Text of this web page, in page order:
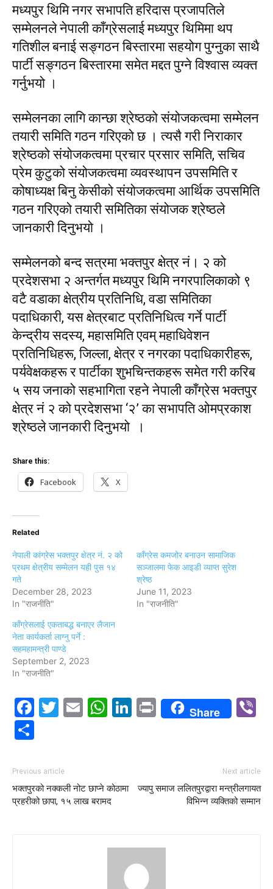
मध्यपुर थिमि नगर सभापति हरिदास प्रजापतिले
सम्मेलनले नेपाली काँग्रेसलाई मध्यपुर थिमिमा थप
गतिशील बनाई सङ्गठन बिस्तारमा सहयोग पुग्नुका साथै
पार्टी सङ्गठन बिस्तारमा समेत मद्दत पुग्ने विश्वास व्यक्त
गर्नुभयो ।
सम्मेलनका लागि कान्छा श्रेष्ठको संयोजकत्वमा सम्मेलन
तयारी समिति गठन गरिएको छ । त्यसै गरी निराकार
श्रेष्ठको संयोजकत्वमा प्रचार प्रसार समिति, सचिव
प्रेम कुटुको संयोजकत्वमा व्यवस्थापन उपसमिति र
कोषाध्यक्ष बिनु केसीको संयोजकत्वमा आर्थिक उपसमिति
गठन गरिएको तयारी समितिका संयोजक श्रेष्ठले
जानकारी दिनुभयो ।
सम्मेलनको बन्द सत्रमा भक्तपुर क्षेत्र नं। २ को
प्रदेशसभा २ अन्तर्गत मध्यपुर थिमि नगरपालिकाको ९
वटै वडाका क्षेत्रीय प्रतिनिधि, वडा समितिका
पदाधिकारी, यस क्षेत्रबाट प्रतिनिधित्व गर्ने पार्टी
केन्द्रीय सदस्य, महासमिति एवम् महाधिवेशन
प्रतिनिधिहरू, जिल्ला, क्षेत्र र नगरका पदाधिकारीहरू,
पर्यवेक्षकहरू र पार्टीका शुभचिन्तकहरू समेत गरी करिब
५ सय जनाको सहभागिता रहने नेपाली काँग्रेस भक्तपुर
क्षेत्र नं २ को प्रदेशसभा ‘२’ का सभापति ओमप्रकाश
श्रेष्ठले जानकारी दिनुभयो ।
Share this:
Facebook X
Related
नेपाली कांग्रेस भक्तपुर क्षेत्र नं. २ को
प्रथम क्षेत्रीय सम्मेलन यही पुस १४
गते
December 28, 2023
In "राजनीति"
काँग्रेस कमजोर बनाउन सामाजिक
सञ्जालमा फेक आइडी व्याप्त सुरेश
श्रेष्ठ
June 11, 2023
In "राजनीति"
काँग्रेसलाई एकताबद्ध बनाएर लैजान
नेता कार्यकर्ता लाग्नु पर्ने :
सहमहामन्त्री पाण्डे
September 2, 2023
In "राजनीति"
Facebook
Twitter
EmailWhatsApp
LinkedIn
PrintShare
Previous article
भक्तपुरको नक्कली नोट छाप्ने कोठामा
प्रहरीको छापा, १५ लाख बरामद
Next article
ज्यापु समाज ललितपुरद्वारा मन्त्रीलगायत
विभिन्न व्यक्तिको सम्मान